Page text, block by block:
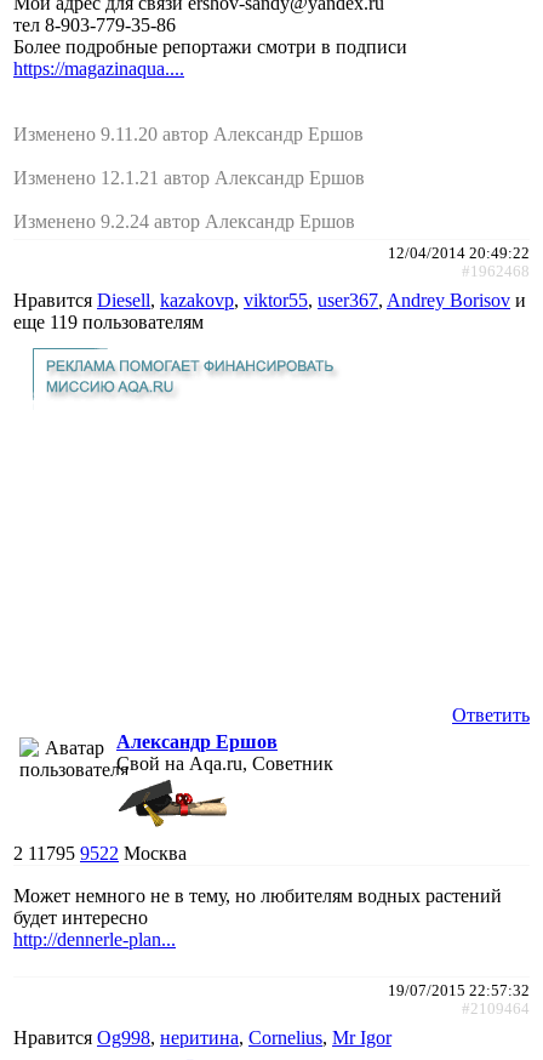
тел 8-903-779-35-86
Более подробные репортажи смотри в подписи
https://magazinaqua....
Изменено 9.11.20 автор Александр Ершов
Изменено 12.1.21 автор Александр Ершов
Изменено 9.2.24 автор Александр Ершов
12/04/2014 20:49:22
#1962468
Нравится Diesell, kazakovp, viktor55, user367, Andrey Borisov и
еще 119 пользователям
Ответить
Александр Ершов
Свой на Aqa.ru, Советник
2 11795 9522 Москва
Может немного не в тему, но любителям водных растений
будет интересно
http://dennerle-plan...
19/07/2015 22:57:32
#2109464
Нравится Og998, неритина, Cornelius, Mr Igor